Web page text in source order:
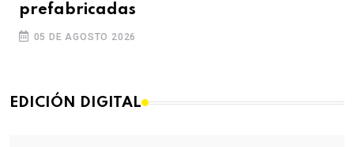
prefabricadas
05 DE AGOSTO 2026
EDICIÓN DIGITAL